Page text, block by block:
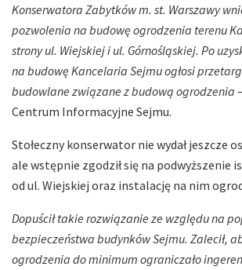
Konserwatora Zabytków m. st. Warszawy
pozwolenia na budowę ogrodzenia terenu
strony ul. Wiejskiej i ul. Górnośląskiej. Po
na budowę Kancelaria Sejmu ogłosi
budowlane związane z budową ogrodzenia
Centrum Informacyjne Sejmu.
Stołeczny konserwator nie wydał jeszcze
ale wstępnie zgodził się na podwyższenie
od ul. Wiejskiej oraz instalację na nim
Dopuścił takie rozwiązanie ze względu na
bezpieczeństwa budynków Sejmu. Zalecił,
ogrodzenia do minimum ograniczało